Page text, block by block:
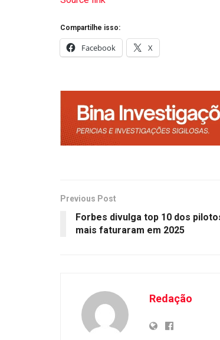
Compartilhe isso:
Facebook X
Previous Post
Forbes divulga top 10 dos
mais faturaram em 2025
Redação